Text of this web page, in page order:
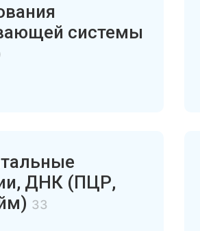
системы
ДНК (ПЦР,
33